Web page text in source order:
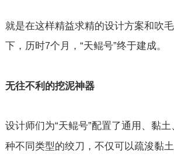
就是在这样精益求精的设计方案和吹
下，历时7个月，“天鲲号”终于建成。
无往不利的挖泥神器
设计师们为“天鲲号”配置了通用、黏
种不同类型的绞刀，不仅可以疏浚黏